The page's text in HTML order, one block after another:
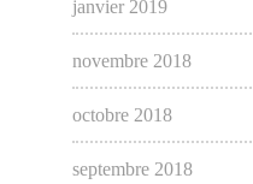
janvier 2019
novembre 2018
octobre 2018
septembre 2018